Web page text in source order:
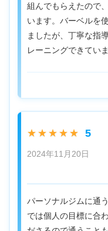
組んでもらえたので
います。バーベルを
ましたが、丁寧な指
レーニングできていま
★★★★★ 5
2024年11月20日
パーソナルジムに通
では個人の目標に合